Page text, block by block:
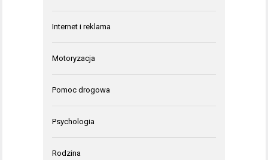
Internet i reklama
Motoryzacja
Pomoc drogowa
Psychologia
Rodzina